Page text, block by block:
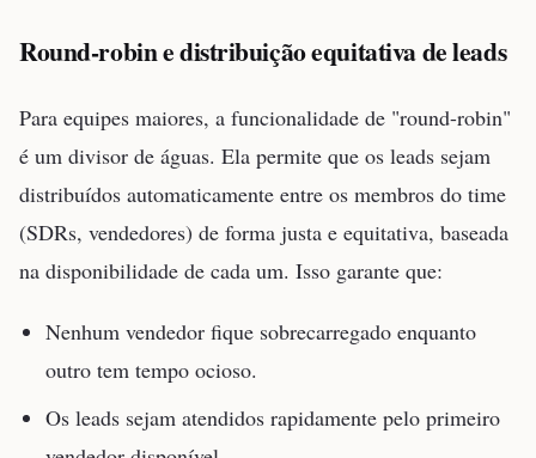
Round-robin e distribuição equitativa de leads
Para equipes maiores, a funcionalidade de "round-robin"
é um divisor de águas. Ela permite que os leads sejam
distribuídos automaticamente entre os membros do time
(SDRs, vendedores) de forma justa e equitativa, baseada
na disponibilidade de cada um. Isso garante que:
Nenhum vendedor fique sobrecarregado enquanto
outro tem tempo ocioso.
Os leads sejam atendidos rapidamente pelo primeiro